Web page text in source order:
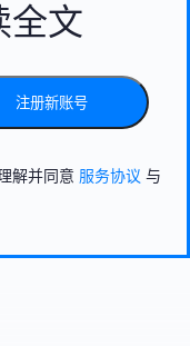
全文
注册新账号
解并同意 服务协议 与